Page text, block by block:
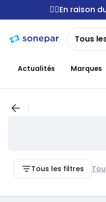
navigation
Passer
au
contenu
🚴‍♂️En raison
Tous
Actualités Marques
Tous les filtres